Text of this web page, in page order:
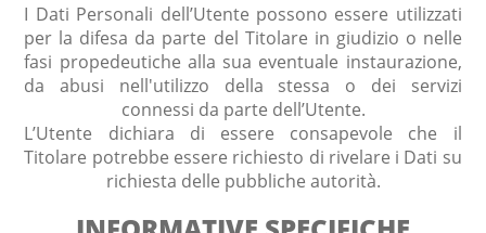
I Dati Personali dell’Utente possono essere utilizzati
per la difesa da parte del Titolare in giudizio o nelle
fasi propedeutiche alla sua eventuale instaurazione,
da abusi nell'utilizzo della stessa o dei servizi
connessi da parte dell’Utente.
L’Utente dichiara di essere consapevole che il
Titolare potrebbe essere richiesto di rivelare i Dati su
richiesta delle pubbliche autorità.